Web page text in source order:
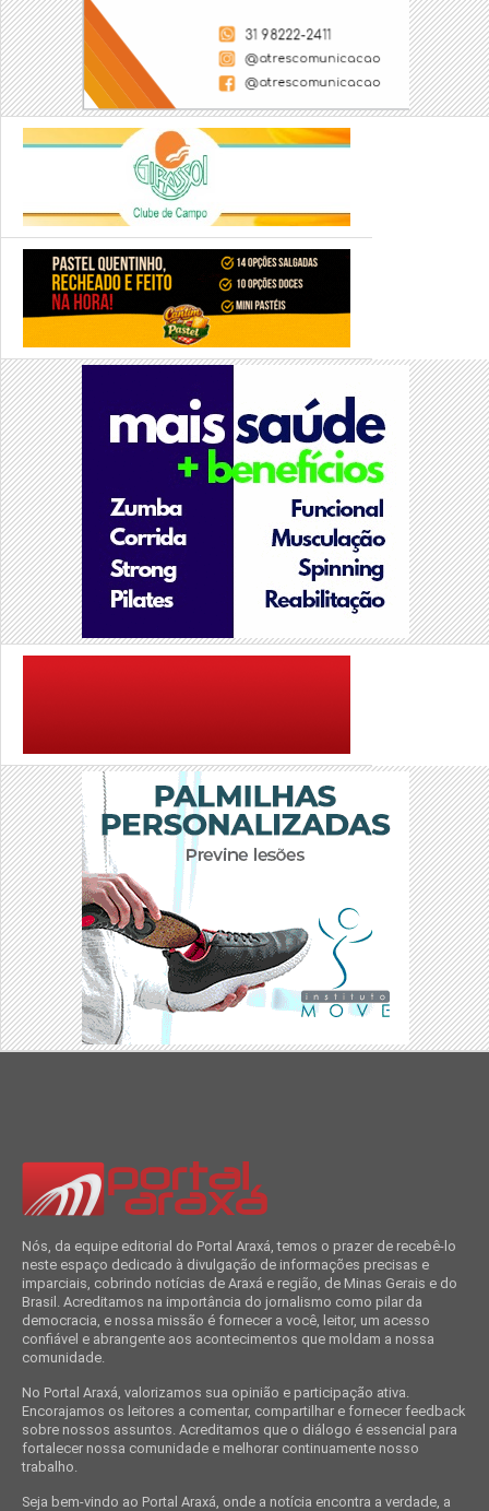
Nós, da equipe editorial do Portal Araxá, temos o prazer de recebê-lo
neste espaço dedicado à divulgação de informações precisas e
imparciais, cobrindo notícias de Araxá e região, de Minas Gerais e do
Brasil. Acreditamos na importância do jornalismo como pilar da
democracia, e nossa missão é fornecer a você, leitor, um acesso
confiável e abrangente aos acontecimentos que moldam a nossa
comunidade.
No Portal Araxá, valorizamos sua opinião e participação ativa.
Encorajamos os leitores a comentar, compartilhar e fornecer feedback
sobre nossos assuntos. Acreditamos que o diálogo é essencial para
fortalecer nossa comunidade e melhorar continuamente nosso
trabalho.
Seja bem-vindo ao Portal Araxá, onde a notícia encontra a verdade, a